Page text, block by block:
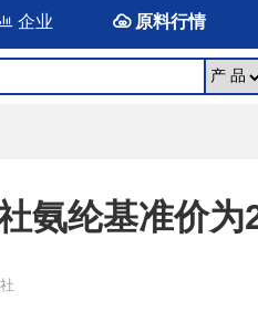
企业 原料行情
氨纶基准价